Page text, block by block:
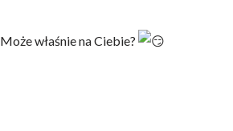
Może właśnie na Ciebie?